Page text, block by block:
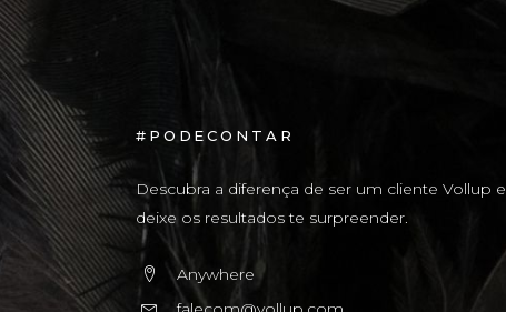
#PODECONTAR
Descubra a diferença de ser um cliente Vollup e
deixe os resultados te surpreender.
Anywhere